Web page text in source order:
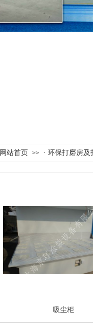
网站首页 >> · 环保打磨房及
吸尘柜